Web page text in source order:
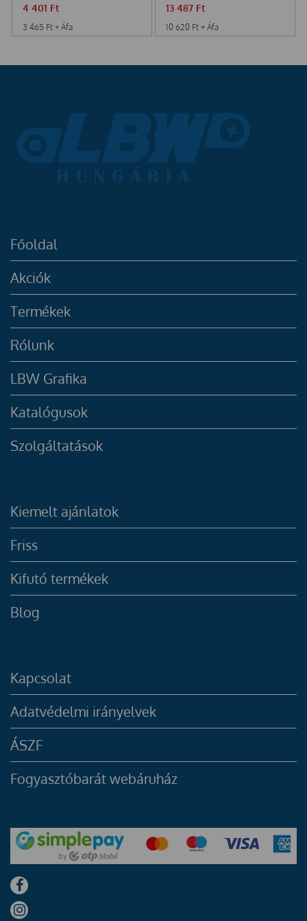
4 401 Ft
3 465 Ft + Áfa
13 487 Ft
10 620 Ft + Áfa
Főoldal
Akciók
Termékek
Rólunk
LBW Grafika
Katalógusok
Szolgáltatások
Kiemelt ajánlatok
Friss
Kifutó termékek
Blog
Kapcsolat
Adatvédelmi irányelvek
ÁSZF
Fogyasztóbarát webáruház